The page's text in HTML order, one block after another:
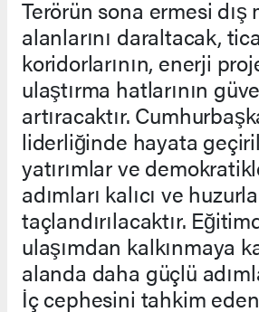
Terörün sona ermesi dış
alanlarını daraltacak,
koridorlarının, enerji
ulaştırma hatlarının
artıracaktır.
liderliğinde hayata
yatırımlar ve
adımları kalıcı ve huzurla
taçlandırılacaktır.
ulaşımdan kalkınmaya
alanda daha güçlü
İç cephesini tahkim